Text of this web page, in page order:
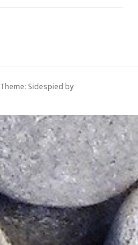
Theme: Sidespied by